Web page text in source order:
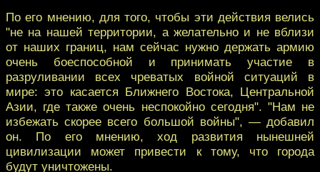
По его мнению, для того, чтобы эти действия велись
"не на нашей территории, а желательно и не вблизи
от наших границ, нам сейчас нужно держать армию
очень боеспособной и принимать участие в
разруливании всех чреватых войной ситуаций в
мире: это касается Ближнего Востока, Центральной
Азии, где также очень неспокойно сегодня". "Нам не
избежать скорее всего большой войны", — добавил
он. По его мнению, ход развития нынешней
цивилизации может привести к тому, что города
будут уничтожены.